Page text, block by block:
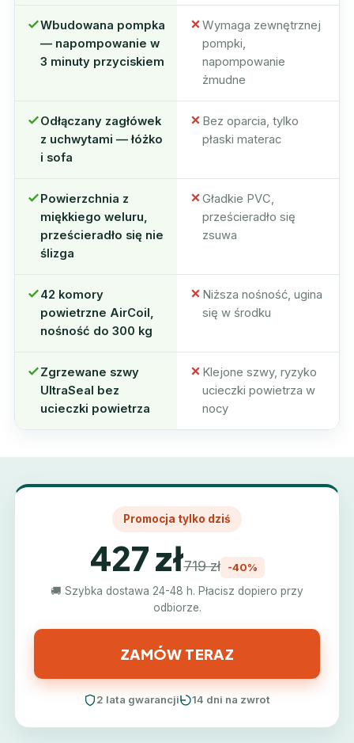
Wbudowana pompka
— napompowanie w
3 minuty przyciskiem
Wymaga zewnętrznej
pompki,
napompowanie
żmudne
Odłączany zagłówek
z uchwytami — łóżko
i sofa
Bez oparcia, tylko
płaski materac
Powierzchnia z
miękkiego weluru,
prześcieradło się nie
ślizga
Gładkie PVC,
prześcieradło się
zsuwa
42 komory
powietrzne AirCoil,
nośność do 300 kg
Niższa nośność, ugina
się w środku
Zgrzewane szwy
UltraSeal bez
ucieczki powietrza
Klejone szwy, ryzyko
ucieczki powietrza w
nocy
Promocja tylko dziś
427 zł719 zł
-40%
🚚 Szybka dostawa 24-48 h. Płacisz dopiero przy
odbiorze.
ZAMÓW TERAZ
2 lata gwarancji 14 dni na zwrot